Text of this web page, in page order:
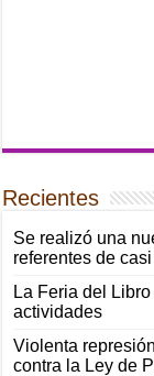
Recientes
Se realizó una
referentes de
La Feria del
actividades
Violenta
contra la Ley de